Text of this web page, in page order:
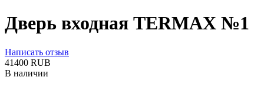
Дверь входная TERMAX №1
Написать отзыв
‍41400‍ RUB
В наличии